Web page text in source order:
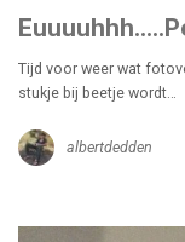
Tijd voor weer wat
stukje bij beetje wordt…
albertdedden